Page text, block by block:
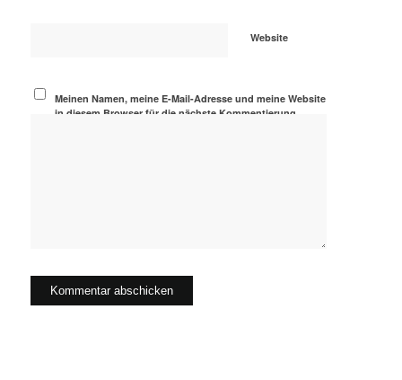
Website
Meinen Namen, meine E-Mail-Adresse und meine Website
in diesem Browser für die nächste Kommentierung